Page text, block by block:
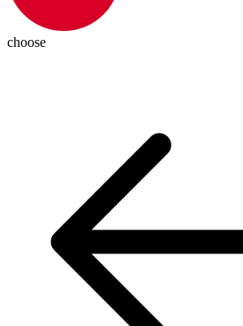
choose